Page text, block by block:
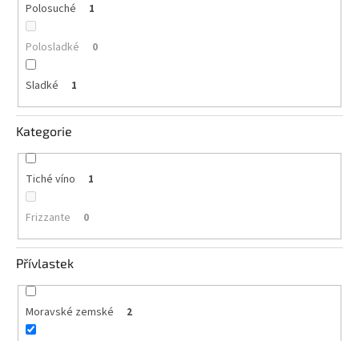
Polosuché 1
Polosladké 0
Sladké 1
Kategorie
Tiché víno 1
Frizzante 0
Přívlastek
Moravské zemské 2